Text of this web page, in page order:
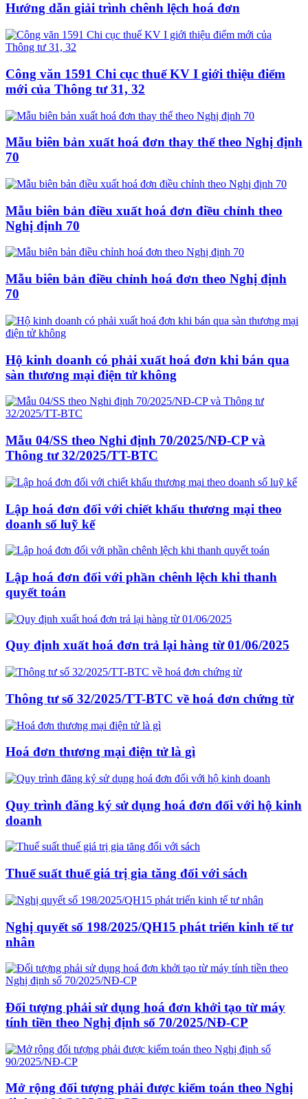
Hướng dẫn giải trình chênh lệch hoá đơn
Công văn 1591 Chi cục thuế KV I giới thiệu điểm
mới của Thông tư 31, 32
Mẫu biên bản xuất hoá đơn thay thế theo Nghị định
70
Mẫu biên bản điều xuất hoá đơn điều chỉnh theo
Nghị định 70
Mẫu biên bản điều chỉnh hoá đơn theo Nghị định
70
Hộ kinh doanh có phải xuất hoá đơn khi bán qua
sàn thương mại điện tử không
Mẫu 04/SS theo Nghi định 70/2025/NĐ-CP và
Thông tư 32/2025/TT-BTC
Lập hoá đơn đối với chiết khấu thương mại theo
doanh số luỹ kế
Lập hoá đơn đối với phần chênh lệch khi thanh
quyết toán
Quy định xuất hoá đơn trả lại hàng từ 01/06/2025
Thông tư số 32/2025/TT-BTC về hoá đơn chứng từ
Hoá đơn thương mại điện tử là gì
Quy trình đăng ký sử dụng hoá đơn đối với hộ kinh
doanh
Thuế suất thuế giá trị gia tăng đối với sách
Nghị quyết số 198/2025/QH15 phát triển kinh tế tư
nhân
Đối tượng phải sử dụng hoá đơn khởi tạo từ máy
tính tiền theo Nghị định số 70/2025/NĐ-CP
Mở rộng đối tượng phải được kiểm toán theo Nghị